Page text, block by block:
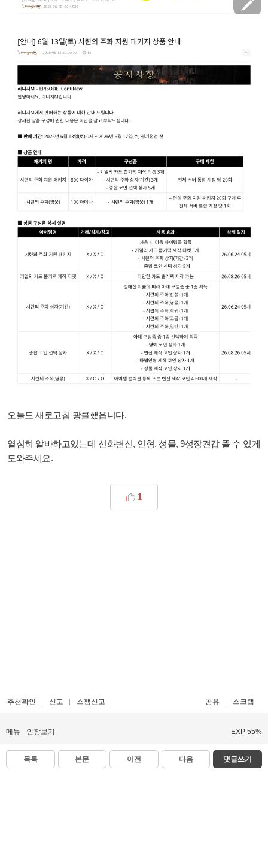
오늘도 새로고침 광클했읍니다.
열심히 알바하고있는데 신화변신, 인형, 성물, 9성장견갑 뜰 수 있게
도와주세요.
1
추천확인 신고 스팸신고 공유 스크랩
메뉴 인장보기 EXP 55%
목록 본문 이전 다음 댓글쓰기